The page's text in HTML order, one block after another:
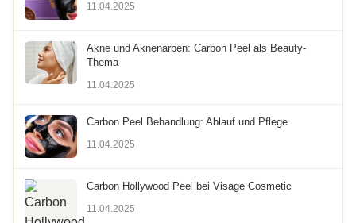
11.04.2025
Akne und Aknenarben: Carbon Peel als Beauty-
Thema
11.04.2025
Carbon Peel Behandlung: Ablauf und Pflege
11.04.2025
Carbon Hollywood Peel bei Visage Cosmetic
11.04.2025